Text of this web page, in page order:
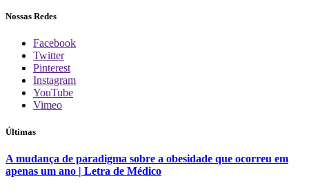
Nossas Redes
Facebook
Twitter
Pinterest
Instagram
YouTube
Vimeo
Últimas
A mudança de paradigma sobre a obesidade que ocorreu em
apenas um ano | Letra de Médico